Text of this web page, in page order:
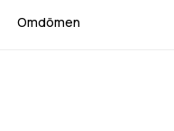
Omdömen